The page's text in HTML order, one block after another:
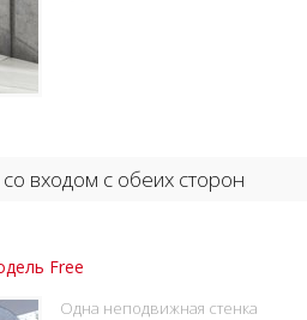
входом с обеих сторон
Free
Одна неподвижная стенка